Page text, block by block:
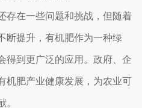
存在一些问题和挑战，但随着
断提升，有机肥作为一种绿
得到更广泛的应用。政府、企
机肥产业健康发展，为农业可
。